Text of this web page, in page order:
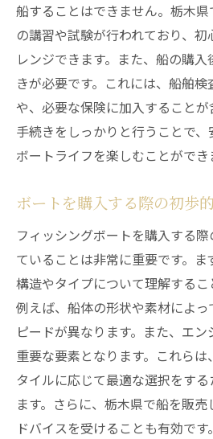
口コミやレビューの活
販売店との良好な関係
販売店訪問時に確認す
フィッシングボートのカス
を向上
カスタマイズで差をつ
快適な釣りのためのシー
魚群探知機の選び方と
収納スペースを最大限
ボートデザインの個性
栃木での釣りライフを充実
釣りスタイルに合った
季節ごとのフィッシン
釣り仲間との共有スペ
釣果を上げるための機
船することはできません。栃木
の講習や試験が行われており、
レンジできます。また、船の購
きが必要です。これには、船舶
や、必要な保険に加入すること
手続きをしっかりと行うことで
ボートライフを楽しむことができ
ボートを購入する際の初歩
フィッシングボートを購入する
ていることは非常に重要です。
構造やタイプについて理解するこ
例えば、船体の形状や素材によ
ピードが異なります。また、エ
重要な要素となります。これら
タイルに応じて最適な選択をす
ます。さらに、栃木県で船を販
ドバイスを受けることも有効で